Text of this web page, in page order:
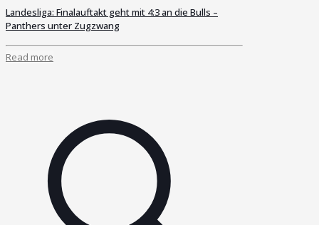
Landesliga: Finalauftakt geht mit 4:3 an die Bulls –
Panthers unter Zugzwang
Read more